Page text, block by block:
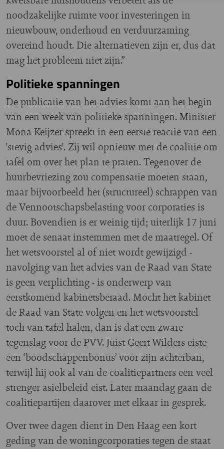
noodzakelijke ruimte voor investeringen in
nieuwbouw, onderhoud en verduurzaming
overeind houdt. Die alternatieven zijn er, dus dat
mag het probleem niet zijn.”
Politieke spanningen
De publicatie van het advies komt aan het begin
van een week van politieke spanningen. Minister
Mona Keijzer spreekt in een eerste reactie van een
'stevig advies'. Zij wil opnieuw met de coalitie om
tafel om over het plan te praten. Tegenover de
huurbevriezing zou compensatie moeten staan,
maar bijvoorbeeld het (structureel) schrappen van
de Vennootschapsbelasting voor corporaties is
duur. Bovendien is er weinig tijd; uiterlijk 17 juni
moet de senaat instemmen met de maatregel. Of
het wetsvoorstel al of niet wordt gewijzigd -
navolging van het advies van de Raad van State
is geen verplichting - is onderwerp van
eerstkomend kabinetsberaad. Mocht het kabinet
de Raad van State volgen en het wetsvoorstel
toch van tafel halen, dan is dat een zware
tegenslag voor de PVV. Juist Geert Wilders eiste
een ‘boodschappenbonus’ voor zijn achterban,
terwijl hij ook al van de coalitiepartners een veel
strenger asielbeleid eist. Later maandag gaan de
coalitiepartijen daarover met elkaar in gesprek.
Over twee dagen dient in Den Haag een kort
geding van de woningcorporaties tegen de staat